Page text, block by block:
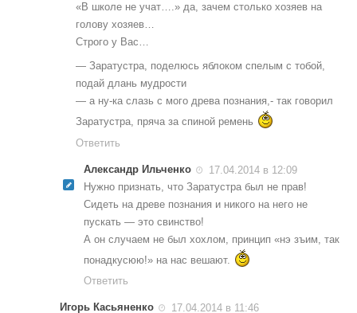
«В школе не учат….» да, зачем столько хозяев на
голову хозяев…
Строго у Вас…
— Заратустра, поделюсь яблоком спелым с тобой,
подай длань мудрости
— а ну-ка слазь с мого древа познания,- так говорил
Заратустра, пряча за спиной ремень
Ответить
Александр Ильченко
17.04.2014 в 12:09
Нужно признать, что Заратустра был не прав!
Сидеть на древе познания и никого на него не
пускать — это свинство!
А он случаем не был хохлом, принцип «нэ зъим, так
понадкусюю!» на нас вешают.
Ответить
Игорь Касьяненко
17.04.2014 в 11:46